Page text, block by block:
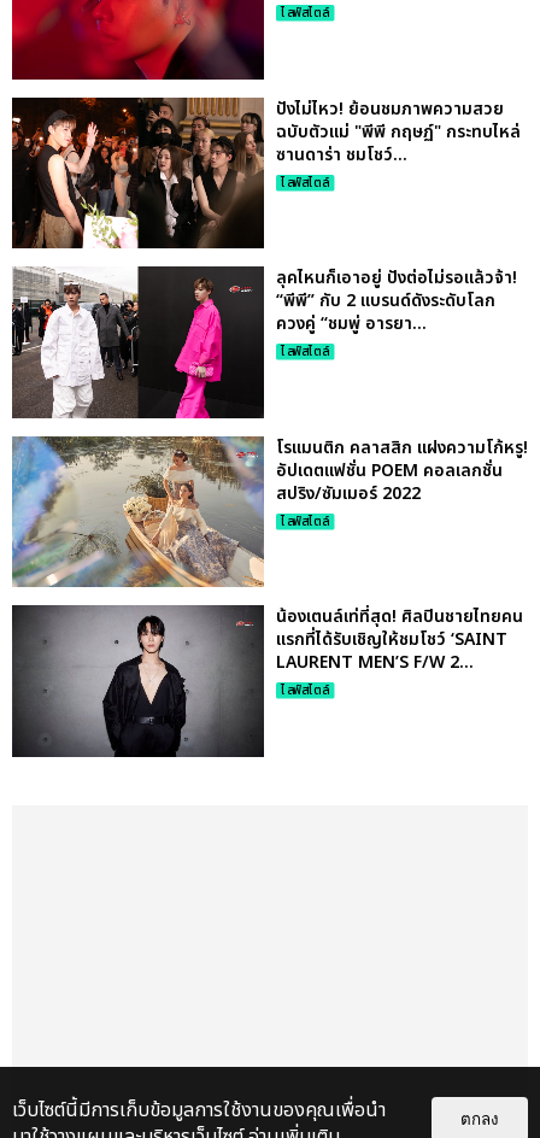
ไลฟ์สไตล์
ปังไม่ไหว! ย้อนชมภาพความสวย
ฉบับตัวแม่ "พีพี กฤษฏ์" กระทบไหล่
ซานดาร่า ชมโชว์...
ไลฟ์สไตล์
ลุคไหนก็เอาอยู่ ปังต่อไม่รอแล้วจ้า!
“พีพี” กับ 2 แบรนด์ดังระดับโลก
ควงคู่ “ชมพู่ อารยา...
ไลฟ์สไตล์
โรแมนติก คลาสสิก แฝงความโก้หรู!
อัปเดตแฟชั่น POEM คอลเลกชั่น
สปริง/ซัมเมอร์ 2022
ไลฟ์สไตล์
น้องเตนล์เท่ที่สุด! ศิลปินชายไทยคน
แรกที่ได้รับเชิญให้ชมโชว์ ‘SAINT
LAURENT MEN’S F/W 2...
ไลฟ์สไตล์
เว็บไซต์นี้มีการเก็บข้อมูลการใช้งานของคุณเพื่อนำ
ตกลง